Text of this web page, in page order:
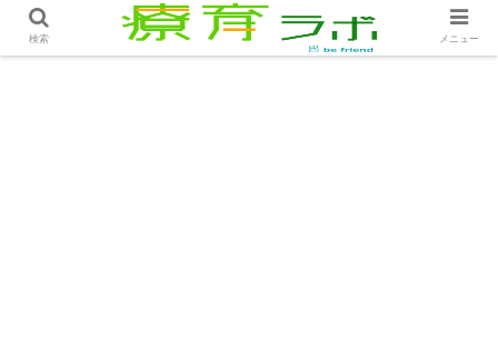
ホーム コラム コミュニケーションの第一歩│コラム
検索 メニュー